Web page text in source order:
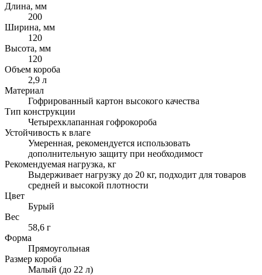
Длина, мм
200
Ширина, мм
120
Высота, мм
120
Объем короба
2,9 л
Материал
Гофрированный картон высокого качества
Тип конструкции
Четырехклапанная гофрокороба
Устойчивость к влаге
Умеренная, рекомендуется использовать
дополнительную защиту при необходимост
Рекомендуемая нагрузка, кг
Выдерживает нагрузку до 20 кг, подходит для товаров
средней и высокой плотности
Цвет
Бурый
Вес
58,6 г
Форма
Прямоугольная
Размер короба
Малый (до 22 л)